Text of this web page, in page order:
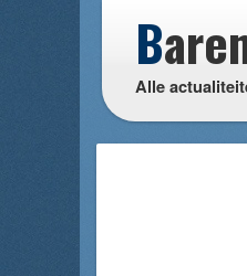
B
Alle